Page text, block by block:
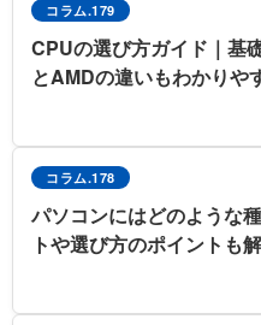
コラム.179
CPUの選び方ガイド｜基
とAMDの違いもわかりや
コラム.178
パソコンにはどのような
トや選び方のポイントも